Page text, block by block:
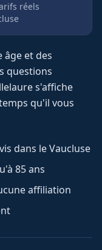
réels
et des
questions
s'affiche
qu'il vous
dans le Vaucluse
85 ans
affiliation